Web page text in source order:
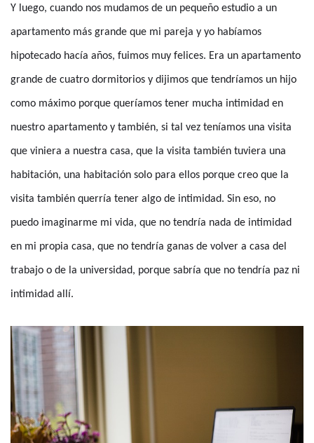
Y luego, cuando nos mudamos de un pequeño estudio a un
apartamento más grande que mi pareja y yo habíamos
hipotecado hacía años, fuimos muy felices. Era un apartamento
grande de cuatro dormitorios y dijimos que tendríamos un hijo
como máximo porque queríamos tener mucha intimidad en
nuestro apartamento y también, si tal vez teníamos una visita
que viniera a nuestra casa, que la visita también tuviera una
habitación, una habitación solo para ellos porque creo que la
visita también querría tener algo de intimidad. Sin eso, no
puedo imaginarme mi vida, que no tendría nada de intimidad
en mi propia casa, que no tendría ganas de volver a casa del
trabajo o de la universidad, porque sabría que no tendría paz ni
intimidad allí.